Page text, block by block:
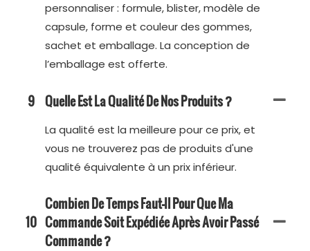
personnaliser : formule, blister, modèle de
capsule, forme et couleur des gommes,
sachet et emballage. La conception de
l’emballage est offerte.
9 Quelle Est La Qualité De Nos Produits ?
La qualité est la meilleure pour ce prix, et
vous ne trouverez pas de produits d'une
qualité équivalente à un prix inférieur.
10
Combien De Temps Faut-Il Pour Que Ma
Commande Soit Expédiée Après Avoir Passé
Commande ?